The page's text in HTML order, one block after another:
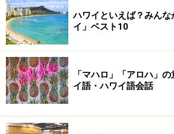
ハワイといえば？みん
イ」ベスト10
「マハロ」「アロハ」
イ語・ハワイ語会話